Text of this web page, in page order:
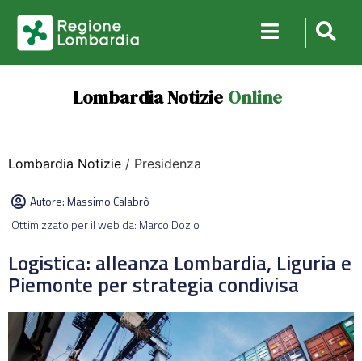
Lombardia Notizie Online
Lombardia Notizie / Presidenza
Autore:Massimo Calabrò
Ottimizzato per il web da: Marco Dozio
Logistica: alleanza Lombardia, Liguria e
Piemonte per strategia condivisa